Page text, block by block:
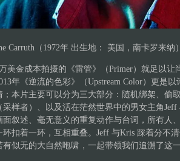
Carruth（1972年 出生地： 美国，南卡罗来纳
美金成本拍摄的《雷管》（Primer）就足以让
年《逆流的色彩》（Upstream Color）更是
本片主要可以分为三大部分：随机绑架、偷
样者）、以及活在茫然世界中的男女主角
叙述、毫无意义的重复动作与台词，所有人
扣着一环，互相重叠。Jeff 与Kris 踩着分不
似无的大自然咆啸，一起带领我们追溯了这